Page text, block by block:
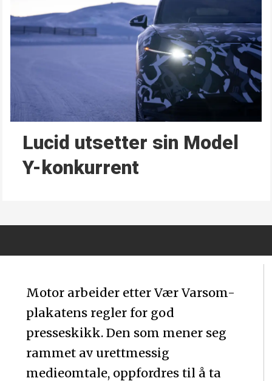
Lucid utsetter sin Model
Y-konkurrent
Motor arbeider etter Vær Varsom-
plakatens regler for god
presseskikk. Den som mener seg
rammet av urettmessig
medieomtale, oppfordres til å ta